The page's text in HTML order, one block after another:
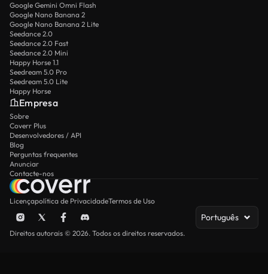
Google Gemini Omni Flash
Google Nano Banana 2
Google Nano Banana 2 Lite
Seedance 2.0
Seedance 2.0 Fast
Seedance 2.0 Mini
Happy Horse 1.1
Seedream 5.0 Pro
Seedream 5.0 Lite
Happy Horse
Empresa
Sobre
Coverr Plus
Desenvolvedores / API
Blog
Perguntas frequentes
Anunciar
Contacte-nos
Licençapolítica de PrivacidadeTermos de Uso
Português
Direitos autorais © 2026. Todos os direitos reservados.